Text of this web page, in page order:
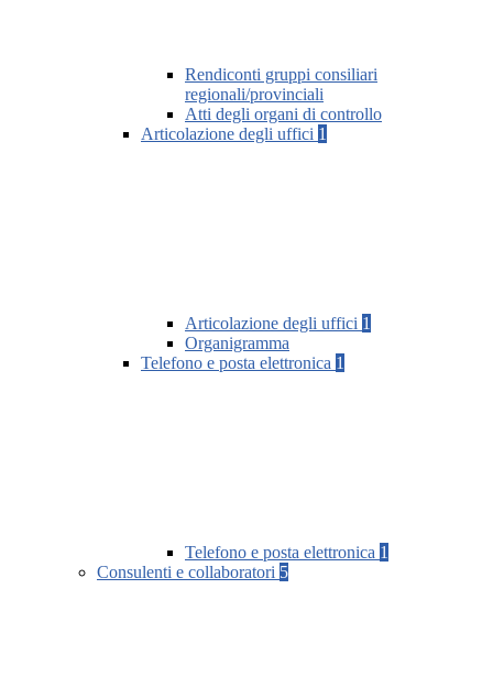
Rendiconti gruppi consiliari
regionali/provinciali
Atti degli organi di controllo
Articolazione degli uffici 1
Articolazione degli uffici 1
Organigramma
Telefono e posta elettronica 1
Telefono e posta elettronica 1
Consulenti e collaboratori 5